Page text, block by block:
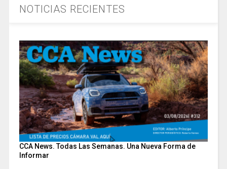
NOTICIAS RECIENTES
CCA News. Todas Las Semanas. Una Nueva Forma de
Informar